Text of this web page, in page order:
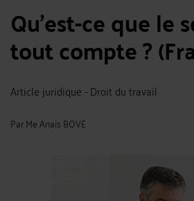
Qu’est-ce que le
tout compte ?
Article juridique - Droit du travail
ParMe Anais BOVE